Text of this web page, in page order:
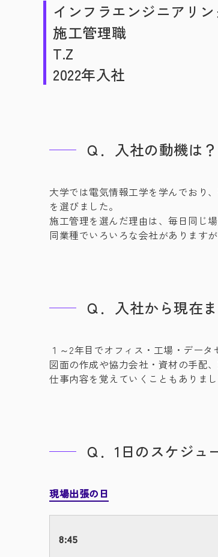
インフラエンジニアリ
施工管理職
T.Z
2022年入社
Ｑ．入社の動機は？
大学では電気情報工学を学んでおり
を選びました。
施工管理を選んだ理由は、毎日同じ
同業種でいろいろな会社があります
Ｑ．入社から現在
１～2年目でオフィス・工場・デー
図面の作成や協力会社・資材の手配
仕事内容を覚えていくこともありまし
Ｑ．1日のスケジュ
現場出張の日
8:45